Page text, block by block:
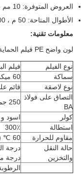
العروض المتوفرة: 10 مم -1240 مم
الأطوال المتاحة: 50 م ، 100 م ، 200 م ، 500 م
معلومات تقنية:
لون واضح PE فيلم الحماية - البند # RH06XB
نوع الفيلم
فيلم
سماكة
60 ميكرون (0.06 مم)
نوع لاصقة
قائم
التصاق على فولاذ
BA
250 جم / 25 مم
كولر
اسود و
استطالة
300٪
مقاوم للحرارة
60 ℃ (140 ℉)
حالة النقل
والتخزين
درجة
الرطوبة النسبية